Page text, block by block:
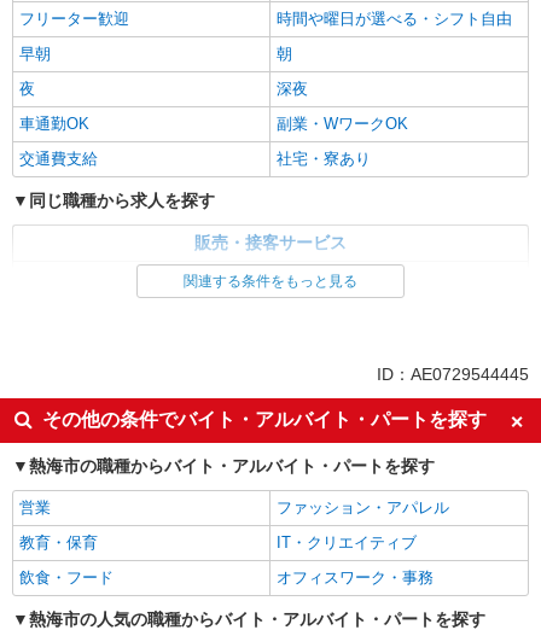
フリーター歓迎
時間や曜日が選べる・シフト自由
早朝
朝
夜
深夜
車通勤OK
副業・WワークOK
交通費支給
社宅・寮あり
同じ職種から求人を探す
販売・接客サービス
フロント・受付・フロア案内
深夜
車通勤OK
副業・WワークOK
交通費支給
社宅・寮あり
関連する条件をもっと見る
ID：AE0729544445
その他の条件でバイト・アルバイト・パートを探す
熱海市の職種からバイト・アルバイト・パートを探す
営業
ファッション・アパレル
教育・保育
IT・クリエイティブ
飲食・フード
オフィスワーク・事務
熱海市の人気の職種からバイト・アルバイト・パートを探す